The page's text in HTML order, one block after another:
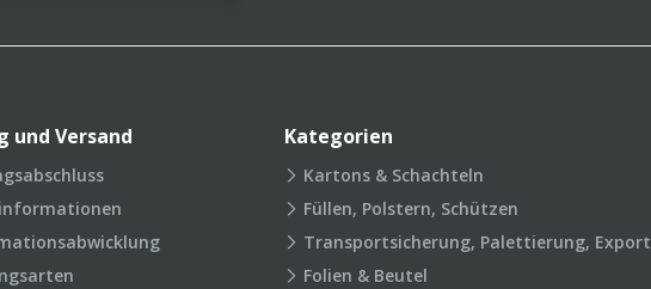
und Versand Kategorien
Kartons & Schachteln
Füllen, Polstern, Schützen
Transportsicherung, Palettierung, Export
Folien & Beutel